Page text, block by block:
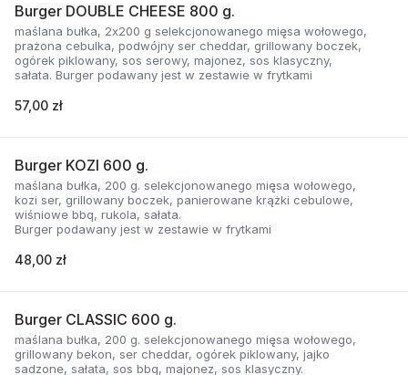
Burger DOUBLE CHEESE 800 g.
maślana bułka, 2x200 g selekcjonowanego mięsa wołowego,
prażona cebulka, podwójny ser cheddar, grillowany boczek,
ogórek piklowany, sos serowy, majonez, sos klasyczny,
sałata. Burger podawany jest w zestawie w frytkami
57,00 zł
Burger KOZI 600 g.
maślana bułka, 200 g. selekcjonowanego mięsa wołowego,
kozi ser, grillowany boczek, panierowane krążki cebulowe,
wiśniowe bbq, rukola, sałata.
Burger podawany jest w zestawie w frytkami
48,00 zł
Burger CLASSIC 600 g.
maślana bułka, 200 g. selekcjonowanego mięsa wołowego,
grillowany bekon, ser cheddar, ogórek piklowany, jajko
sadzone, sałata, sos bbq, majonez, sos klasyczny.